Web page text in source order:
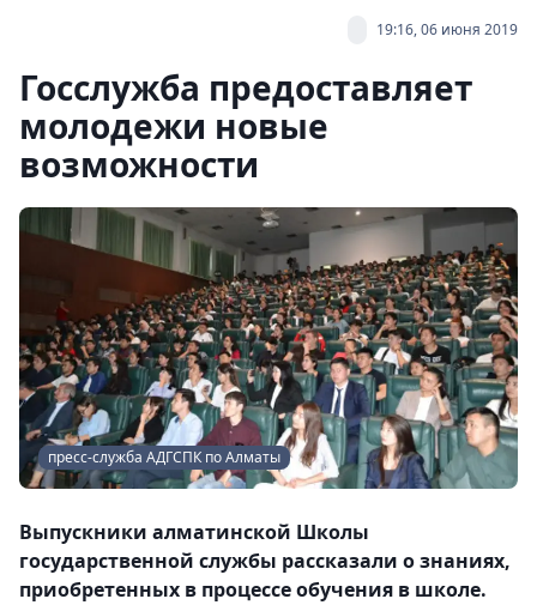
19:16, 06 июня 2019
Госслужба предоставляет
молодежи новые
возможности
пресс-служба АДГСПК по Алматы
Выпускники алматинской Школы
государственной службы рассказали о знаниях,
приобретенных в процессе обучения в школе.